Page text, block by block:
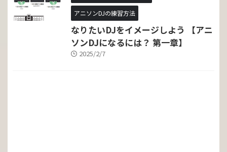
アニソンDJの練習方法
なりたいDJをイメージしよう 【アニ
ソンDJになるには？ 第一章】
2025/2/7